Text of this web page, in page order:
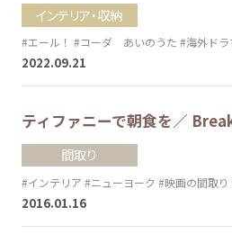
インテリア・収納
#エール！ #コーダ あいのうた #海外ドラ
2022.09.21
ティファニーで朝食を／
間取り
#インテリア #ニューヨーク #映画の間取り
2016.01.16